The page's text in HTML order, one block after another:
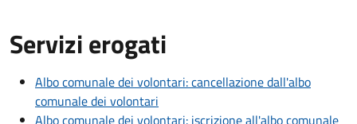
Servizi erogati
Albo comunale dei volontari: cancellazione dall'albo
comunale dei volontari
Albo comunale dei volontari: iscrizione all'albo comunale